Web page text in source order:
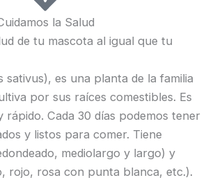
la Salud
de tu mascota al igual que tu
sativus), es una planta de la familia
por sus raíces comestibles. Es
Cada 30 días podemos tener
y listos para comer. Tiene
mediolargo y largo) y
rojo, rosa con punta blanca, etc.).